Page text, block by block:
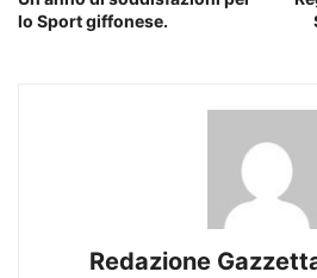
lo Sport giffonese.
Redazione